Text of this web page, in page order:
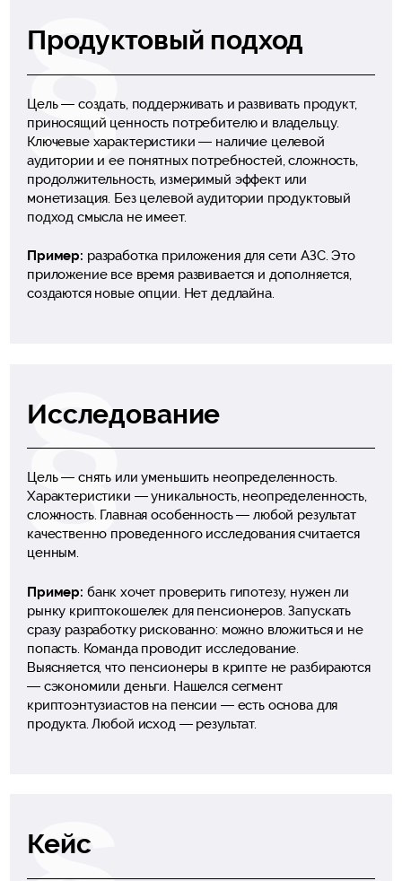
Продуктовый подход
Цель — создать, поддерживать и развивать продукт,
приносящий ценность потребителю и владельцу.
Ключевые характеристики — наличие целевой
аудитории и ее понятных потребностей, сложность,
продолжительность, измеримый эффект или
монетизация. Без целевой аудитории продуктовый
подход смысла не имеет.
Пример: разработка приложения для сети АЗС. Это
приложение все время развивается и дополняется,
создаются новые опции. Нет дедлайна.
Исследование
Цель — снять или уменьшить неопределенность.
Характеристики — уникальность, неопределенность,
сложность. Главная особенность — любой результат
качественно проведенного исследования считается
ценным.
Пример: банк хочет проверить гипотезу, нужен ли
рынку криптокошелек для пенсионеров. Запускать
сразу разработку рискованно: можно вложиться и не
попасть. Команда проводит исследование.
Выясняется, что пенсионеры в крипте не разбираются
— сэкономили деньги. Нашелся сегмент
криптоэнтузиастов на пенсии — есть основа для
продукта. Любой исход — результат.
Кейс